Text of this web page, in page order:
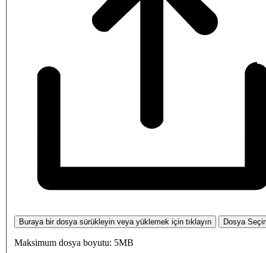
Buraya bir dosya sürükleyin veya yüklemek için tıklayın Dosya
Maksimum dosya boyutu: 5MB